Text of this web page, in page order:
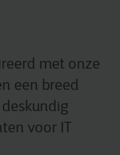
met onze
een breed
voor IT